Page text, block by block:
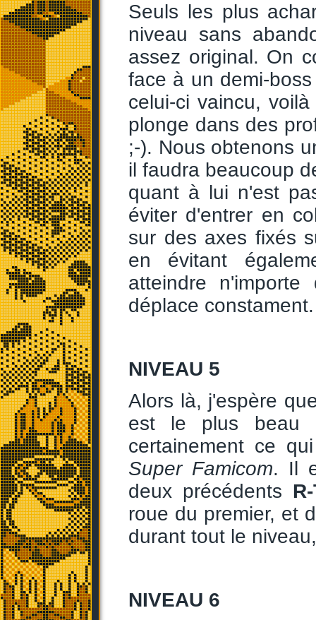
Seuls les plus
niveau sans
assez original. On
face à un demi-
celui-ci vaincu,
plonge dans des
;-). Nous obtenons
il faudra beaucoup
quant à lui n'est
éviter d'entrer en
sur des axes fixés
en évitant
atteindre
déplace
NIVEAU 5
Alors là, j'espère
est le plus beau
certainement ce
Super Famicom. Il
deux précédents
roue du premier, et
durant tout le
NIVEAU 6